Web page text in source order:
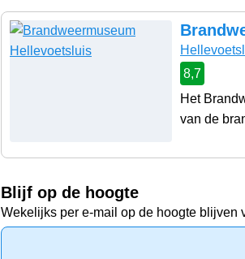
8,7
Het
van de
Blijf op de hoogte
Wekelijks per e-mail op de hoogte blijven